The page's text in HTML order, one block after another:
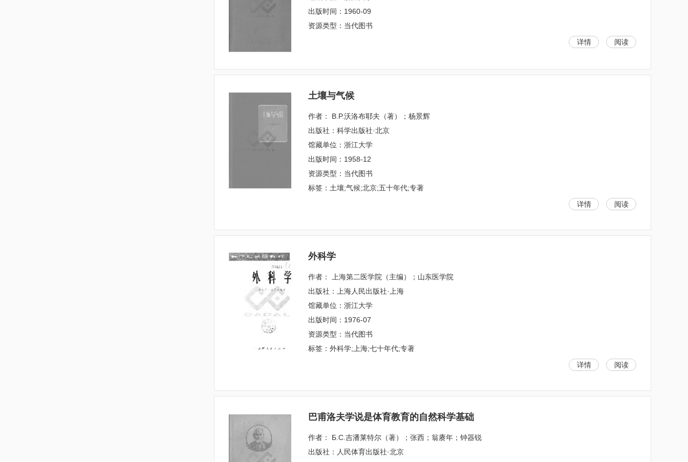
出版时间：1960-09
资源类型：当代图书
详情
阅读
土壤与气候
作者： B.P.沃洛布耶夫（著）；杨景辉
出版社：科学出版社·北京
馆藏单位：浙江大学
出版时间：1958-12
资源类型：当代图书
标签：土壤;气候;北京;五十年代;专著
详情
阅读
外科学
作者： 上海第二医学院（主编）；山东医学院
出版社：上海人民出版社·上海
馆藏单位：浙江大学
出版时间：1976-07
资源类型：当代图书
标签：外科学;上海;七十年代;专著
详情
阅读
巴甫洛夫学说是体育教育的自然科学基础
作者： Б.С.吉潘莱特尔（著）；张西；翁赓年；钟器锐
出版社：人民体育出版社·北京